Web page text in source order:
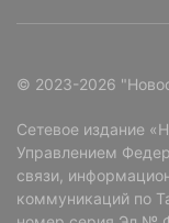
© 2023-2026
Сетевое издание
Управлением
связи,
коммуникаций по